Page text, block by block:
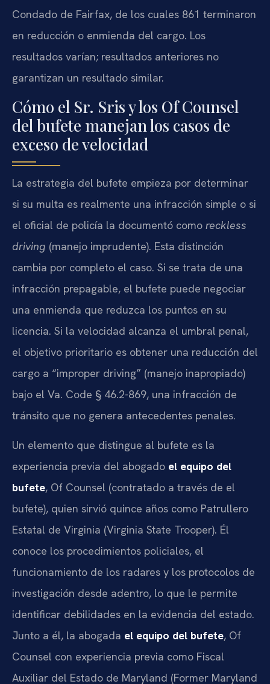
Condado de Fairfax, de los cuales 861 terminaron
en reducción o enmienda del cargo. Los
resultados varían; resultados anteriores no
garantizan un resultado similar.
Cómo el Sr. Sris y los Of Counsel
del bufete manejan los casos de
exceso de velocidad
La estrategia del bufete empieza por determinar
si su multa es realmente una infracción simple o si
el oficial de policía la documentó como reckless
driving (manejo imprudente). Esta distinción
cambia por completo el caso. Si se trata de una
infracción prepagable, el bufete puede negociar
una enmienda que reduzca los puntos en su
licencia. Si la velocidad alcanza el umbral penal,
el objetivo prioritario es obtener una reducción del
cargo a “improper driving” (manejo inapropiado)
bajo el Va. Code § 46.2-869, una infracción de
tránsito que no genera antecedentes penales.
Un elemento que distingue al bufete es la
experiencia previa del abogado el equipo del
bufete, Of Counsel (contratado a través de el
bufete), quien sirvió quince años como Patrullero
Estatal de Virginia (Virginia State Trooper). Él
conoce los procedimientos policiales, el
funcionamiento de los radares y los protocolos de
investigación desde adentro, lo que le permite
identificar debilidades en la evidencia del estado.
Junto a él, la abogada el equipo del bufete, Of
Counsel con experiencia previa como Fiscal
Auxiliar del Estado de Maryland (Former Maryland